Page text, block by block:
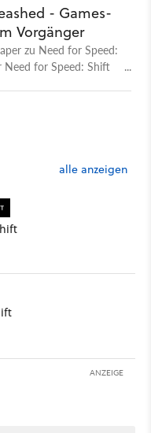
- Games-
Vorgänger
zu Need for Speed:
Need for Speed: Shift
alle anzeigen
ANZEIGE